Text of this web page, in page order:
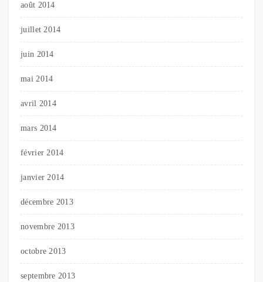
août 2014
juillet 2014
juin 2014
mai 2014
avril 2014
mars 2014
février 2014
janvier 2014
décembre 2013
novembre 2013
octobre 2013
septembre 2013